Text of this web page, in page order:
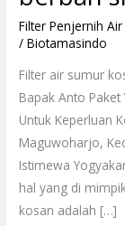
Filter Penjernih
/Biotamasindo
Filter air sumur
Bapak Anto
Untuk Keperluan
Maguwoharjo,
Istimewa
hal yang di
kosan adalah […]